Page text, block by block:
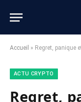
Accueil » Regret, panique
ACTU CRYPTO
Regret,